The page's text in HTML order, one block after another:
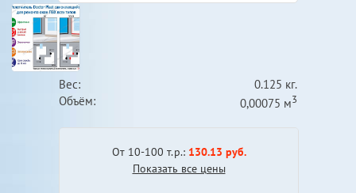
Вес:
0.125 кг.
Объём:
0,00075 м3
От 10-100 т.р.: 130.13 руб.
Показать все цены